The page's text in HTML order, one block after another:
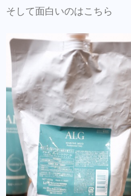
そして面白いのはこちら